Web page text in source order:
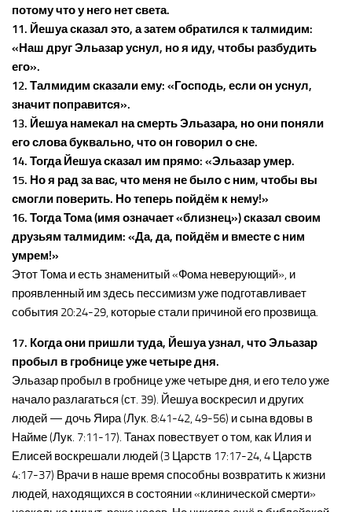
потому что у него нет света.
11. Йешуа сказал это, а затем обратился к талмидим:
«Наш друг Эльазар уснул, но я иду, чтобы разбудить
его».
12. Талмидим сказали ему: «Господь, если он уснул,
значит поправится».
13. Йешуа намекал на смерть Эльазара, но они поняли
его слова буквально, что он говорил о сне.
14. Тогда Йешуа сказал им прямо: «Эльазар умер.
15. Но я рад за вас, что меня не было с ним, чтобы вы
смогли поверить. Но теперь пойдём к нему!»
16. Тогда Тома (имя означает «близнец») сказал своим
друзьям талмидим: «Да, да, пойдём и вместе с ним
умрем!»
Этот Тома и есть знаменитый «Фома неверующий», и
проявленный им здесь пессимизм уже подготавливает
события 20:24-29, которые стали причиной его прозвища.
17. Когда они пришли туда, Йешуа узнал, что Эльазар
пробыл в гробнице уже четыре дня.
Эльазар пробыл в гробнице уже четыре дня, и его тело уже
начало разлагаться (ст. 39). Йешуа воскресил и других
людей — дочь Яира (Лук. 8:41-42, 49-56) и сына вдовы в
Найме (Лук. 7:11-17). Танах повествует о том, как Илия и
Елисей воскрешали людей (3 Царств 17:17-24, 4 Царств
4:17-37) Врачи в наше время способны возвратить к жизни
людей, находящихся в состоянии «клинической смерти»